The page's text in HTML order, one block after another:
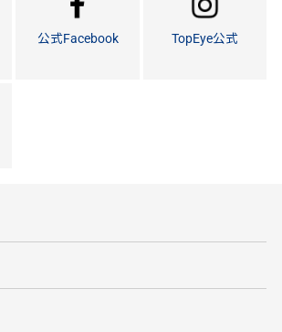
公式Facebook TopEye公式